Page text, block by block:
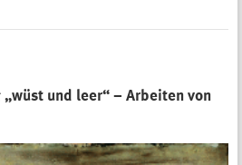
und leer“ – Arbeiten von